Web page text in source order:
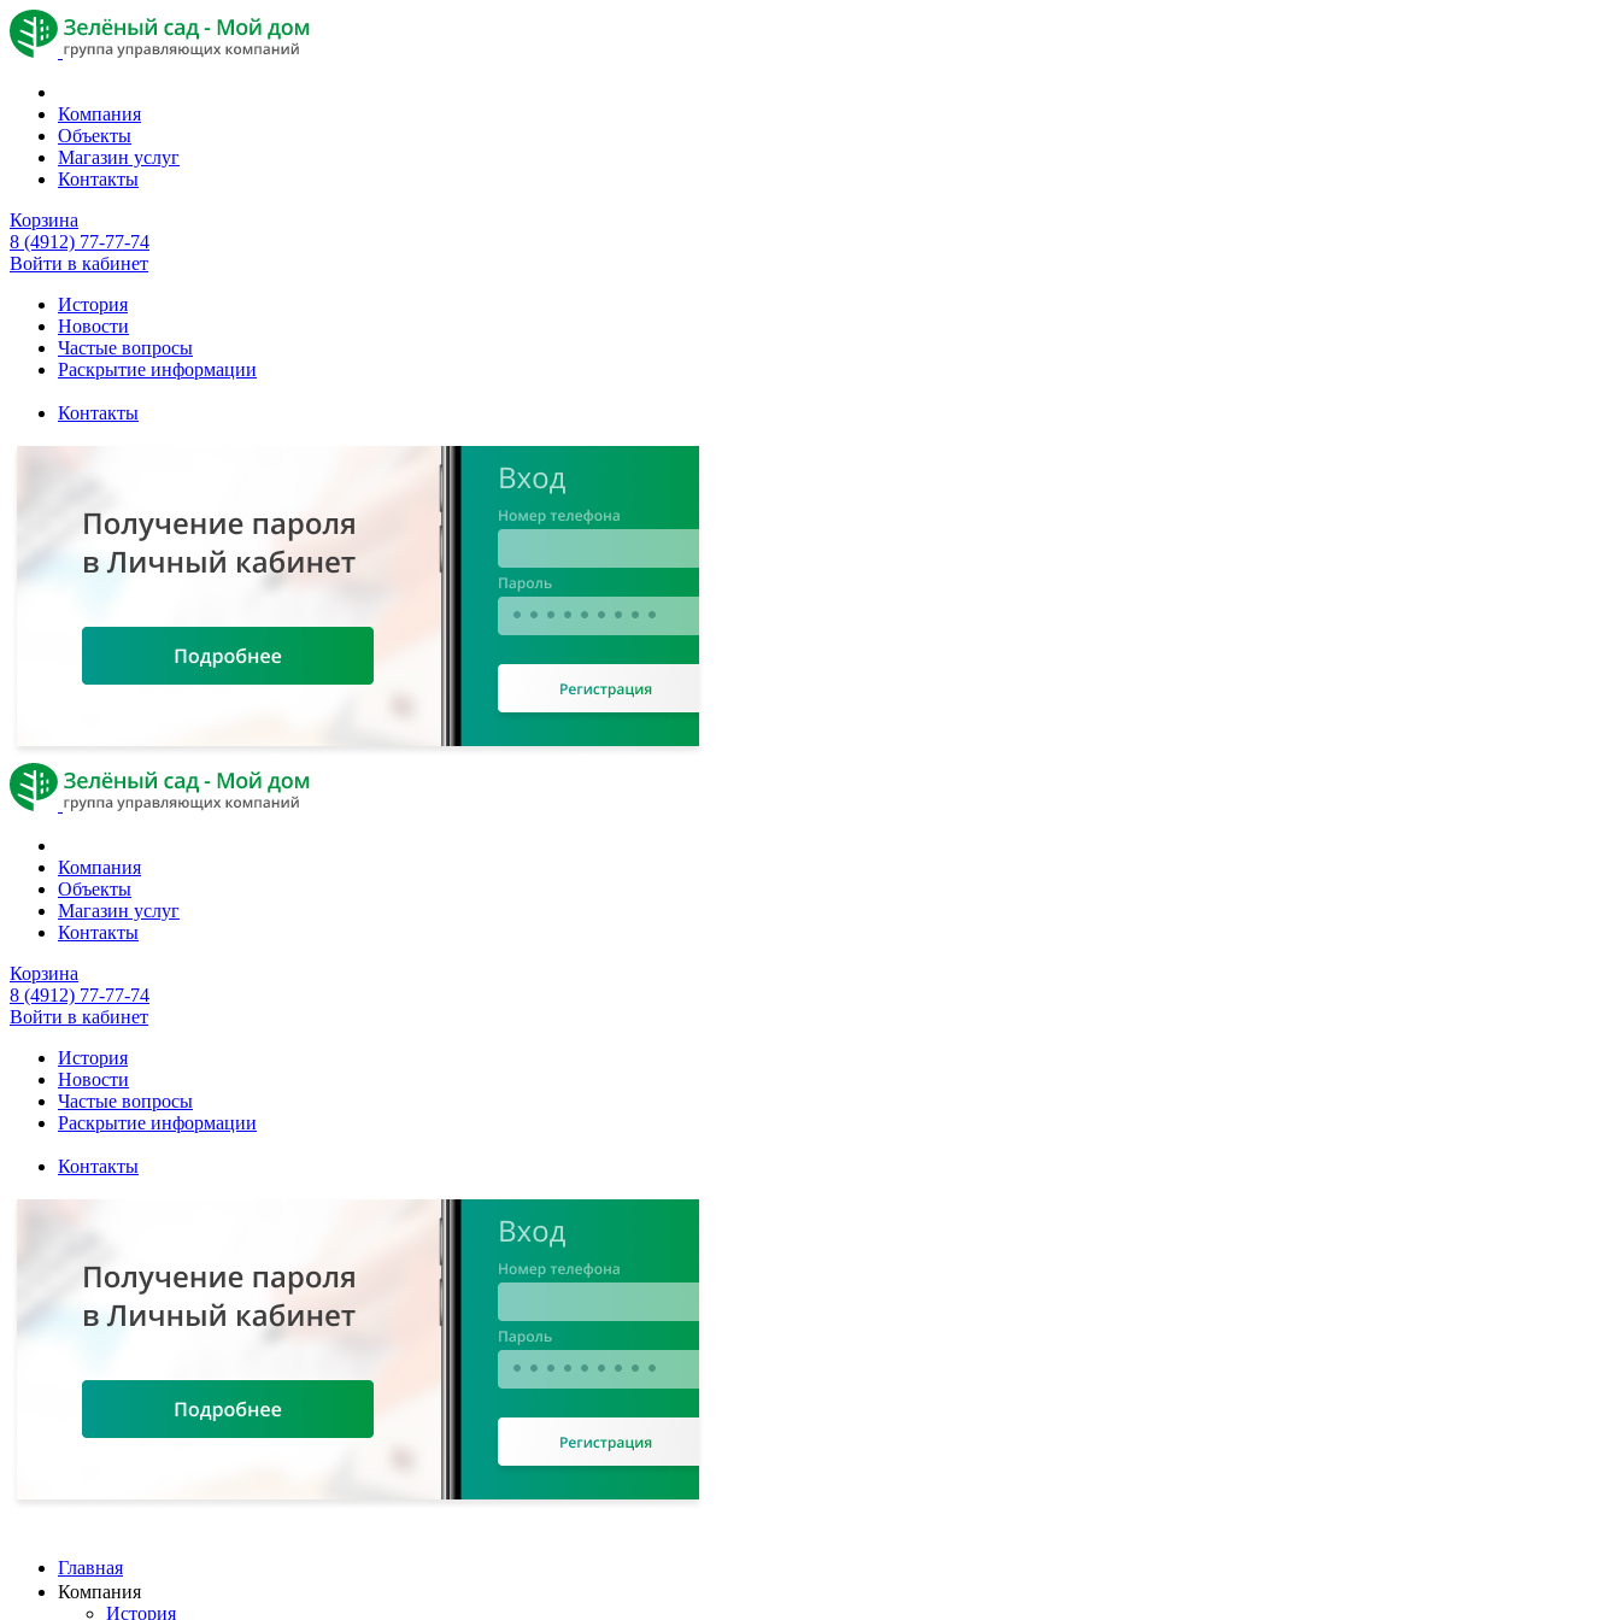
Компания
Объекты
Магазин услуг
Контакты
Корзина
8 (4912) 77-77-74
Войти в кабинет
История
Новости
Частые вопросы
Раскрытие информации
Контакты
Компания
Объекты
Магазин услуг
Контакты
Корзина
8 (4912) 77-77-74
Войти в кабинет
История
Новости
Частые вопросы
Раскрытие информации
Контакты
Главная
Компания
История